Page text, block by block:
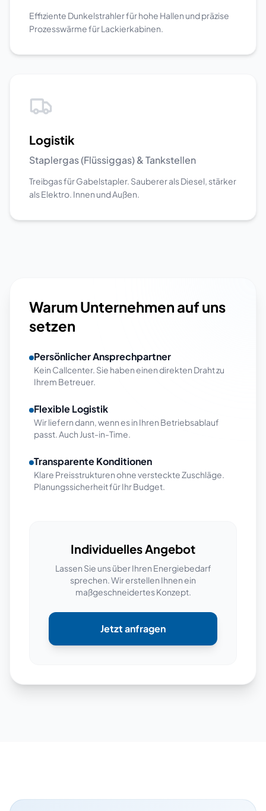
Effiziente Dunkelstrahler für hohe Hallen und präzise
Prozesswärme für Lackierkabinen.
Logistik
Staplergas (Flüssiggas) & Tankstellen
Treibgas für Gabelstapler. Sauberer als Diesel, stärker
als Elektro. Innen und Außen.
Warum Unternehmen auf uns
setzen
Persönlicher Ansprechpartner
Kein Callcenter. Sie haben einen direkten Draht zu
Ihrem Betreuer.
Flexible Logistik
Wir liefern dann, wenn es in Ihren Betriebsablauf
passt. Auch Just-in-Time.
Transparente Konditionen
Klare Preisstrukturen ohne versteckte Zuschläge.
Planungssicherheit für Ihr Budget.
Individuelles Angebot
Lassen Sie uns über Ihren Energiebedarf
sprechen. Wir erstellen Ihnen ein
maßgeschneidertes Konzept.
Jetzt anfragen